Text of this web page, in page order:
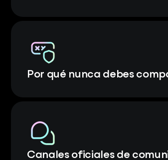
Por qué nunca debes
Canales oficiales de